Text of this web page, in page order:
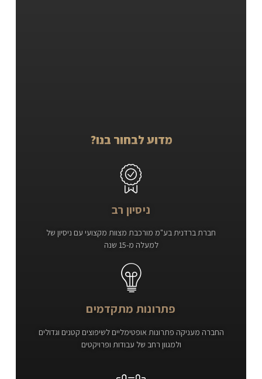
מדוע לבחור בנו?
ניסיון רב
חברת ברדנית בע"מ מורכבת מצוות מקצועי עם ניסיון של
למעלה מ-15 שנה
פתרונות מתקדמים
החברה מעניקה פתרונות אופטימליים לשיפוצים קטנים וגדולים
ולמגוון רחב של עבודות ופרויקטים